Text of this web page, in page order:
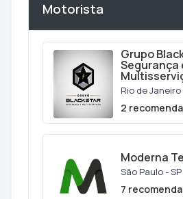
Motorista
Grupo
Segurança
Rio de Janeiro
2
Moderna
São Paulo - SP
7